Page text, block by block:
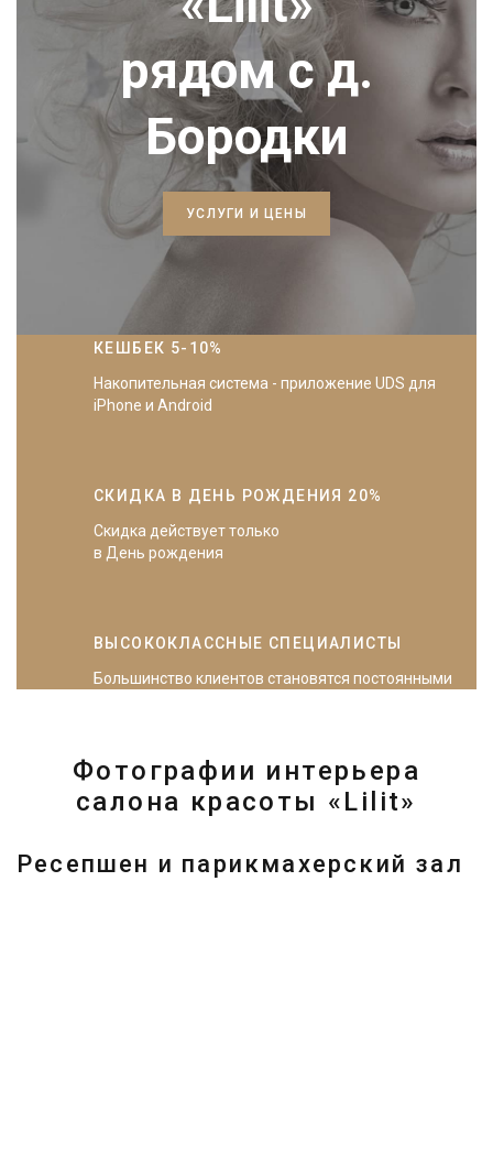
рядом с д.
Бородки
УСЛУГИ И ЦЕНЫ
КЕШБЕК 5-10%
Накопительная система - приложение UDS для
iPhone и Android
СКИДКА В ДЕНЬ РОЖДЕНИЯ 20%
Скидка действует только
в День рождения
ВЫСОКОКЛАССНЫЕ СПЕЦИАЛИСТЫ
Большинство клиентов становятся постоянными
Фотографии интерьера
салона красоты «Lilit»
Ресепшен и парикмахерский зал